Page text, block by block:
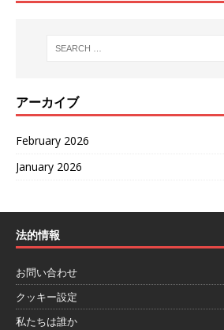
アーカイブ
February 2026
January 2026
法的情報
お問い合わせ
クッキー設定
私たちは誰か